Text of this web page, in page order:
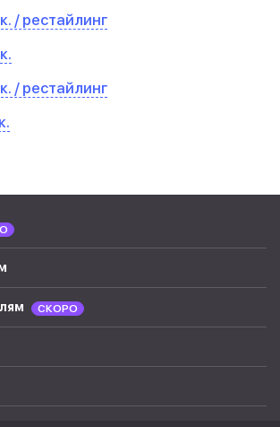
Acura MDX 3 пок. / рестайлинг
/ рестайлинг
СКОРО